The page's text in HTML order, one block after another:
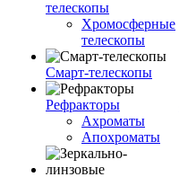
телескопы
Хромосферные
телескопы
Смарт-телескопы
Рефракторы
Ахроматы
Апохроматы